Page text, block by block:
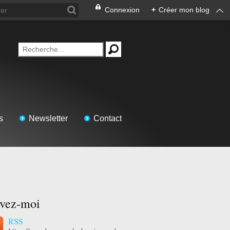
Connexion + Créer mon blog
Newsletter Contact
moi
RSS